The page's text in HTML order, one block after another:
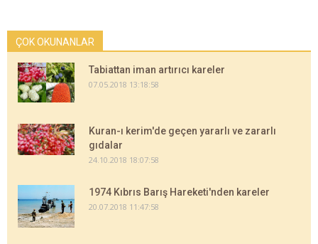
ÇOK OKUNANLAR
Tabiattan iman artırıcı kareler
07.05.2018 13:18:58
Kuran-ı kerim'de geçen yararlı ve zararlı
gıdalar
24.10.2018 18:07:58
1974 Kıbrıs Barış Hareketi'nden kareler
20.07.2018 11:47:58